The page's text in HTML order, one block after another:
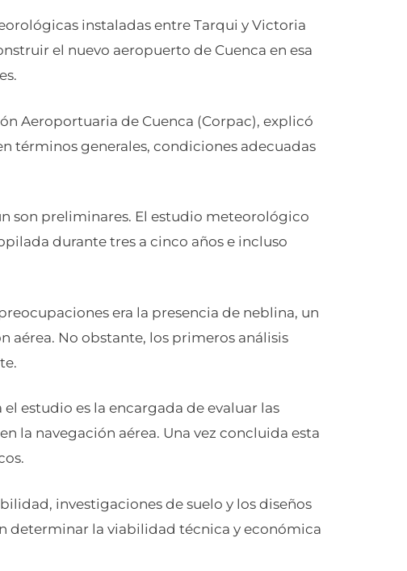
instaladas entre Tarqui y Victoria
el nuevo aeropuerto de Cuenca en esa
Aeroportuaria de Cuenca (Corpac), explicó
términos generales, condiciones adecuadas
son preliminares. El estudio meteorológico
durante tres a cinco años e incluso
era la presencia de neblina, un
aérea. No obstante, los primeros análisis
estudio es la encargada de evaluar las
la navegación aérea. Una vez concluida esta
investigaciones de suelo y los diseños
determinar la viabilidad técnica y económica